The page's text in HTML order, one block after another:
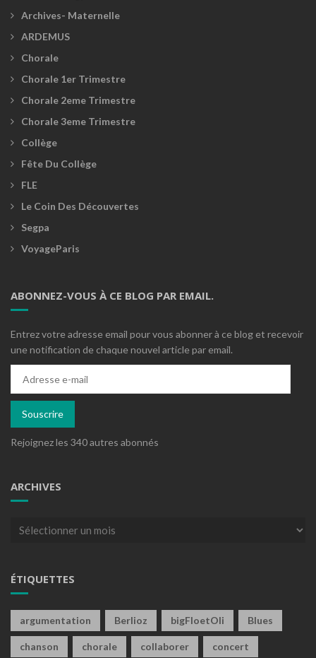
Archives- Maternelle
ARDEMUS
Chorale
Chorale 1er Trimestre
Chorale 2eme Trimestre
Chorale 3eme Trimestre
Collège
Fête Du Collège
FLE
Le Coin Des Découvertes
Segpa
VoyageParis
ABONNEZ-VOUS À CE BLOG PAR EMAIL.
Entrez votre adresse email pour vous abonner à ce blog et recevoir
une notification de chaque nouvel article par email.
mail
Souscrire
Rejoignez les 340 autres abonnés
ARCHIVES
Archives
ÉTIQUETTES
argumentation Berlioz bigFloetOli Blues
chanson chorale collaborer concert